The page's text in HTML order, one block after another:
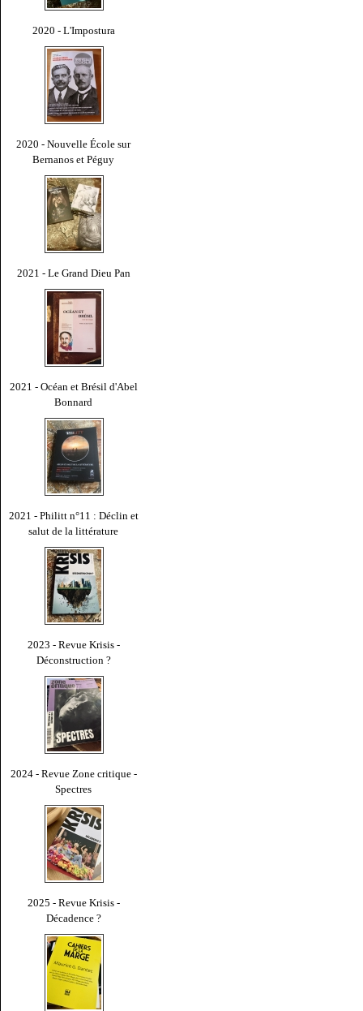
2020 - L'Impostura
2020 - Nouvelle École sur
Bernanos et Péguy
2021 - Le Grand Dieu Pan
2021 - Océan et Brésil d'Abel
Bonnard
2021 - Philitt n°11 : Déclin et
salut de la littérature
2023 - Revue Krisis -
Déconstruction ?
2024 - Revue Zone critique -
Spectres
2025 - Revue Krisis -
Décadence ?